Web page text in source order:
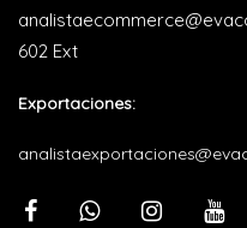
602 Ext
Exportaciones: